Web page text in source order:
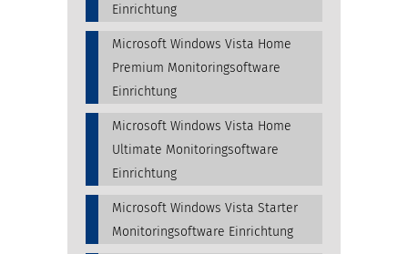
Einrichtung
Microsoft Windows Vista Home
Premium Monitoringsoftware
Einrichtung
Microsoft Windows Vista Home
Ultimate Monitoringsoftware
Einrichtung
Microsoft Windows Vista Starter
Monitoringsoftware Einrichtung